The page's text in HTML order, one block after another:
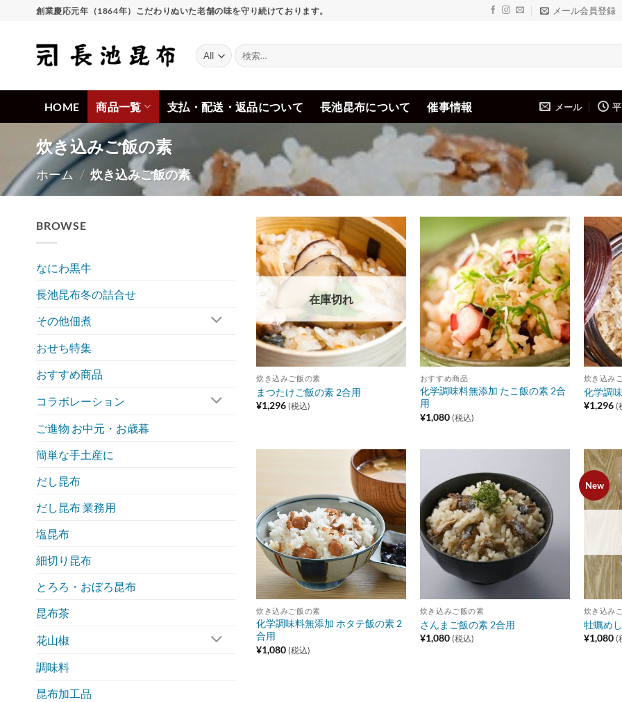
content
創業慶応元年（1864年）こだわりぬいた老舗の味を守り続けております。 メール会員登録
検
索
象:
HOME 商品一覧 支払・配送・返品について 長池昆布について 催事情報 メール
炊き込みご飯の素
ホーム / 炊き込みご飯の素
BROWSE
なにわ黒牛
長池昆布冬の詰合せ
その他佃煮
おせち特集
おすすめ商品
コラボレーション
ご進物 お中元・お歳暮
簡単な手土産に
だし昆布
だし昆布 業務用
塩昆布
細切り昆布
とろろ・おぼろ昆布
昆布茶
花山椒
調味料
昆布加工品
wishlist
在庫切れ
炊き込みご飯の素
まつたけご飯の素 2合用
¥1,296 (税込)
Add to
wishlist
おすすめ商品
化学調味料無添加 たこ飯の素 2合
用
¥1,080 (税込)
炊き込み
化学調
¥1,296 (
Add to
wishlist
炊き込みご飯の素
化学調味料無添加 ホタテ飯の素 2
合用
¥1,080 (税込)
Add to
wishlist
炊き込みご飯の素
さんまご飯の素 2合用
¥1,080 (税込)
New
炊き込み
牡蠣め
¥1,080 (